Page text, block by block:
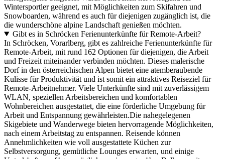
Wintersportler geeignet, mit Möglichkeiten zum Skifahren und
Snowboarden, während es auch für diejenigen zugänglich ist, die
die wunderschöne alpine Landschaft genießen möchten.
Gibt es in Schröcken Ferienunterkünfte für Remote-Arbeit?
In Schröcken, Vorarlberg, gibt es zahlreiche Ferienunterkünfte für
Remote-Arbeit, mit rund 162 Optionen für diejenigen, die Arbeit
und Freizeit miteinander verbinden möchten. Dieses malerische
Dorf in den österreichischen Alpen bietet eine atemberaubende
Kulisse für Produktivität und ist somit ein attraktives Reiseziel für
Remote-Arbeitnehmer. Viele Unterkünfte sind mit zuverlässigem
WLAN, speziellen Arbeitsbereichen und komfortablen
Wohnbereichen ausgestattet, die eine förderliche Umgebung für
Arbeit und Entspannung gewährleisten.Die nahegelegenen
Skigebiete und Wanderwege bieten hervorragende Möglichkeiten,
nach einem Arbeitstag zu entspannen. Reisende können
Annehmlichkeiten wie voll ausgestattete Küchen zur
Selbstversorgung, gemütliche Lounges erwarten, und einige